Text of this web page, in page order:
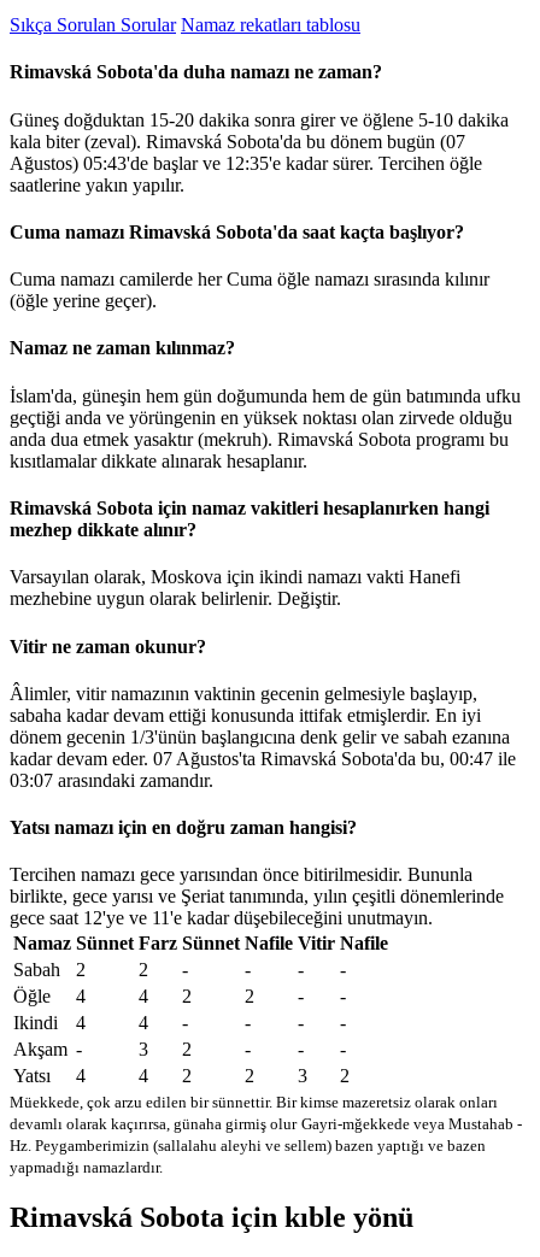
Sıkça Sorulan Sorular Namaz rekatları tablosu
Rimavská Sobota'da duha namazı ne zaman?
Güneş doğduktan 15-20 dakika sonra girer ve öğlene 5-10 dakika
kala biter (zeval). Rimavská Sobota'da bu dönem bugün (07
Ağustos) 05:43'de başlar ve 12:35'e kadar sürer. Tercihen öğle
saatlerine yakın yapılır.
Cuma namazı Rimavská Sobota'da saat kaçta başlıyor?
Cuma namazı camilerde her Cuma öğle namazı sırasında kılınır
(öğle yerine geçer).
Namaz ne zaman kılınmaz?
İslam'da, güneşin hem gün doğumunda hem de gün batımında ufku
geçtiği anda ve yörüngenin en yüksek noktası olan zirvede olduğu
anda dua etmek yasaktır (mekruh). Rimavská Sobota programı bu
kısıtlamalar dikkate alınarak hesaplanır.
Rimavská Sobota için namaz vakitleri hesaplanırken hangi
mezhep dikkate alınır?
Varsayılan olarak, Moskova için ikindi namazı vakti Hanefi
mezhebine uygun olarak belirlenir. Değiştir.
Vitir ne zaman okunur?
Âlimler, vitir namazının vaktinin gecenin gelmesiyle başlayıp,
sabaha kadar devam ettiği konusunda ittifak etmişlerdir. En iyi
dönem gecenin 1/3'ünün başlangıcına denk gelir ve sabah ezanına
kadar devam eder. 07 Ağustos'ta Rimavská Sobota'da bu, 00:47 ile
03:07 arasındaki zamandır.
Yatsı namazı için en doğru zaman hangisi?
Tercihen namazı gece yarısından önce bitirilmesidir. Bununla
birlikte, gece yarısı ve Şeriat tanımında, yılın çeşitli dönemlerinde
gece saat 12'ye ve 11'e kadar düşebileceğini unutmayın.
Namaz Sünnet Farz Sünnet Nafile Vitir Nafile
Sabah
2 2 - - -
-
Öğle
4 4 2 2 -
-
Ikindi
4 4 - - -
-
Akşam - 3 2 - -
-
Yatsı
4 4 2 2 3 2
Müekkede, çok arzu edilen bir sünnettir. Bir kimse mazeretsiz olarak onları
devamlı olarak kaçırırsa, günaha girmiş olur Gayri-mğekkede veya Mustahab -
Hz. Peygamberimizin (sallalahu aleyhi ve sellem) bazen yaptığı ve bazen
yapmadığı namazlardır.
Rimavská Sobota için kıble yönü